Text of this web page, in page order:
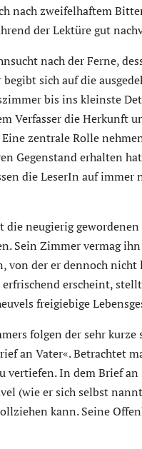
nach zweifelhaftem
der Lektüre gut
nach der Ferne,
sich auf die
bis ins kleinste
Verfasser die Herkunft
Eine zentrale Rolle
Gegenstand erhalten
die LeserIn auf immer
die neugierig
Sein Zimmer vermag
der er dennoch nicht
erscheint,
freigiebige
folgen der sehr
an Vater«. Betrachtet
vertiefen. In dem Brief
(wie er sich selbst
kann. Seine